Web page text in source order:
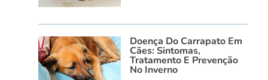
Doença Do Carrapato Em
Cães: Sintomas,
Tratamento E Prevenção
No Inverno